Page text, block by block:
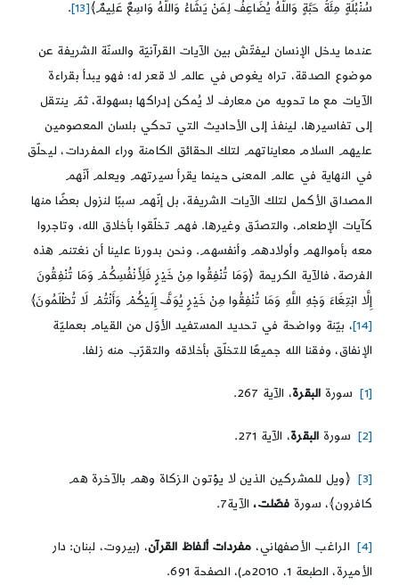
سُنْبُلَةٍ مِئَةُ حَبَّةٍ وَاللَّهُ يُضَاعِفُ لِمَنْ يَشَاءُ وَاللَّهُ وَاسِعٌ عَلِيمٌ﴾[13]
.
عندما يدخل الإنسان ليفتّش بين الآيات القرآنيّة والسنّة الشريفة عن
موضوع الصدقة، تراه يغوص في عالم لا قعر له؛ فهو يبدأ بقراءة
الآيات مع ما تحويه من معارف لا يُمكن إدراكها بسهولة، ثمّ ينتقل
إلى تفاسيرها، لينفذ إلى الأحاديث التي تحكي بلسان المعصومين
عليهم السلام معايناتهم لتلك الحقائق الكامنة وراء المفردات، ليحلّق
في النهاية في عالم المعنى حينما يقرأ سيرتهم ويعلم أنّهم
المصداق الأكمل لتلك الآيات الشريفة، بل إنّهم سببًا لنزول بعضًا منها
كآيات الإطعام، والتصدّق وغيرها. فهم تخلّقوا بأخلاق الله، وتاجروا
معه بأموالهم وأولادهم وأنفسهم. ونحن بدورنا علينا أن نغتنم هذه
الفرصة، فالآية الكريمة ﴿وَمَا تُنْفِقُوا مِنْ خَيْرٍ فَلِأَنْفُسِكُمْ وَمَا تُنْفِقُونَ
إِلَّا ابْتِغَاءَ وَجْهِ اللَّهِ وَمَا تُنْفِقُوا مِنْ خَيْرٍ يُوَفَّ إِلَيْكُمْ وَأَنْتُمْ لَا تُظْلَمُونَ﴾
[14]
، بيّنة وواضحة في تحديد المستفيد الأوّل من القيام بعمليّة
الإنفاق، وفقنا الله جميعًا للتخلّق بأخلاقه والتقرّب منه زلفا.
[1] سورة البقرة، الآية 267.
[2] سورة البقرة، الآية 271.
[3]
﴿ويل للمشركين الذين لا يؤتون الزكاة وهم بالآخرة هم
كافرون﴾، سورة فصّلت،الآية7.
[4] الراغب الأصفهاني، مفردات ألفاظ القرآن، (بيروت، لبنان: دار
الأميرة، الطبعة 1، 2010م)، الصفحة 691.